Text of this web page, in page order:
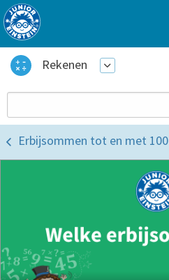
Rekenen
Erbijsommen tot en met 100